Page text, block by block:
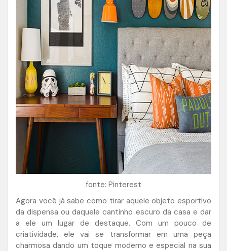
​fonte: Pinterest
Agora você já sabe como tirar aquele objeto esportivo
da dispensa ou daquele cantinho escuro da casa e dar
a ele um lugar de destaque. Com um pouco de
criatividade, ele vai se transformar em uma peça
charmosa dando um toque moderno e especial na sua